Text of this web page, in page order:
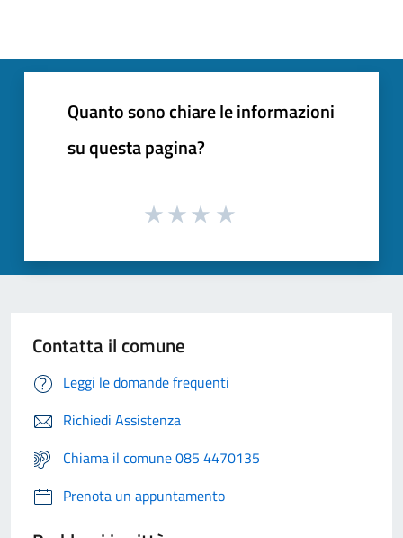
Quanto sono chiare le informazioni
su questa pagina?
Contatta il comune
Leggi le domande frequenti
Richiedi Assistenza
Chiama il comune 085 4470135
Prenota un appuntamento